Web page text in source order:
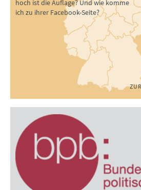
hoch ist die Auflage? Und wie komme
ich zu ihrer Facebook-Seite?